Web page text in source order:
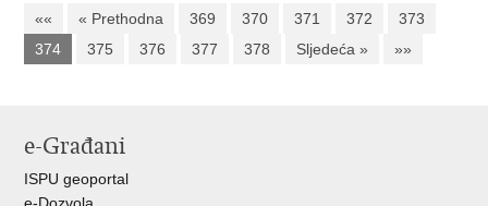
«« « Prethodna 369 370 371 372
373
374
375 376 377 378 Sljedeća » »»
e-Građani
ISPU geoportal